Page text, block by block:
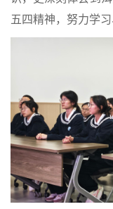
五四精神，努力学习